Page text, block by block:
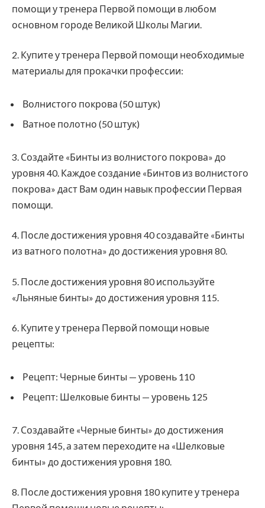
помощи у тренера Первой помощи в любом
основном городе Великой Школы Магии.
2. Купите у тренера Первой помощи необходимые
материалы для прокачки профессии:
Волнистого покрова (50 штук)
Ватное полотно (50 штук)
3. Создайте «Бинты из волнистого покрова» до
уровня 40. Каждое создание «Бинтов из волнистого
покрова» даст Вам один навык профессии Первая
помощи.
4. После достижения уровня 40 создавайте «Бинты
из ватного полотна» до достижения уровня 80.
5. После достижения уровня 80 используйте
«Льняные бинты» до достижения уровня 115.
6. Купите у тренера Первой помощи новые
рецепты:
Рецепт: Черные бинты — уровень 110
Рецепт: Шелковые бинты — уровень 125
7. Создавайте «Черные бинты» до достижения
уровня 145, а затем переходите на «Шелковые
бинты» до достижения уровня 180.
8. После достижения уровня 180 купите у тренера